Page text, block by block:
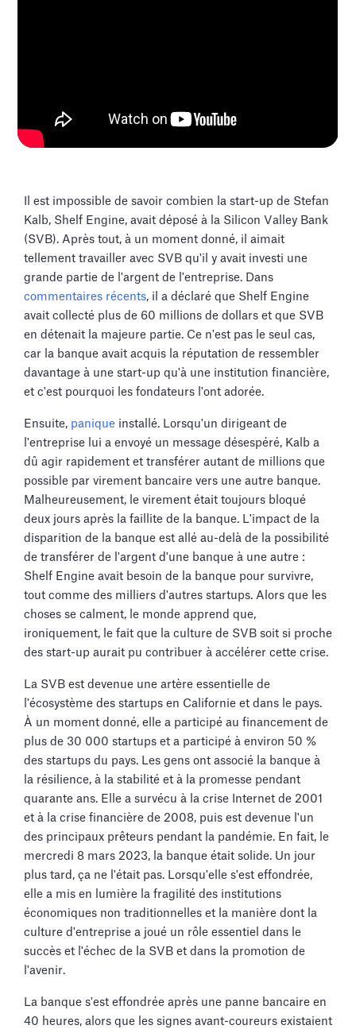
Il est impossible de savoir combien la start-up de Stefan
Kalb, Shelf Engine, avait déposé à la Silicon Valley Bank
(SVB). Après tout, à un moment donné, il aimait
tellement travailler avec SVB qu'il y avait investi une
grande partie de l'argent de l'entreprise. Dans
commentaires récents, il a déclaré que Shelf Engine
avait collecté plus de 60 millions de dollars et que SVB
en détenait la majeure partie. Ce n'est pas le seul cas,
car la banque avait acquis la réputation de ressembler
davantage à une start-up qu'à une institution financière,
et c'est pourquoi les fondateurs l'ont adorée.
Ensuite, panique installé. Lorsqu'un dirigeant de
l'entreprise lui a envoyé un message désespéré, Kalb a
dû agir rapidement et transférer autant de millions que
possible par virement bancaire vers une autre banque.
Malheureusement, le virement était toujours bloqué
deux jours après la faillite de la banque. L'impact de la
disparition de la banque est allé au-delà de la possibilité
de transférer de l'argent d'une banque à une autre :
Shelf Engine avait besoin de la banque pour survivre,
tout comme des milliers d'autres startups. Alors que les
choses se calment, le monde apprend que,
ironiquement, le fait que la culture de SVB soit si proche
des start-up aurait pu contribuer à accélérer cette crise.
La SVB est devenue une artère essentielle de
l'écosystème des startups en Californie et dans le pays.
À un moment donné, elle a participé au financement de
plus de 30 000 startups et a participé à environ 50 %
des startups du pays. Les gens ont associé la banque à
la résilience, à la stabilité et à la promesse pendant
quarante ans. Elle a survécu à la crise Internet de 2001
et à la crise financière de 2008, puis est devenue l'un
des principaux prêteurs pendant la pandémie. En fait, le
mercredi 8 mars 2023, la banque était solide. Un jour
plus tard, ça ne l'était pas. Lorsqu'elle s'est effondrée,
elle a mis en lumière la fragilité des institutions
économiques non traditionnelles et la manière dont la
culture d'entreprise a joué un rôle essentiel dans le
succès et l'échec de la SVB et dans la promotion de
l'avenir.
La banque s'est effondrée après une panne bancaire en
40 heures, alors que les signes avant-coureurs existaient